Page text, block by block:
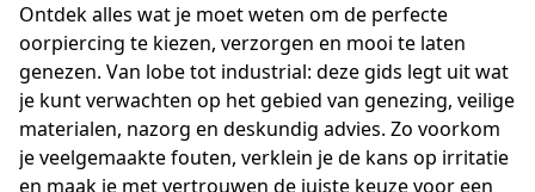
Ontdek alles wat je moet weten om de perfecte
oorpiercing te kiezen, verzorgen en mooi te laten
genezen. Van lobe tot industrial: deze gids legt uit wat
je kunt verwachten op het gebied van genezing, veilige
materialen, nazorg en deskundig advies. Zo voorkom
je veelgemaakte fouten, verklein je de kans op irritatie
en maak je met vertrouwen de juiste keuze voor een